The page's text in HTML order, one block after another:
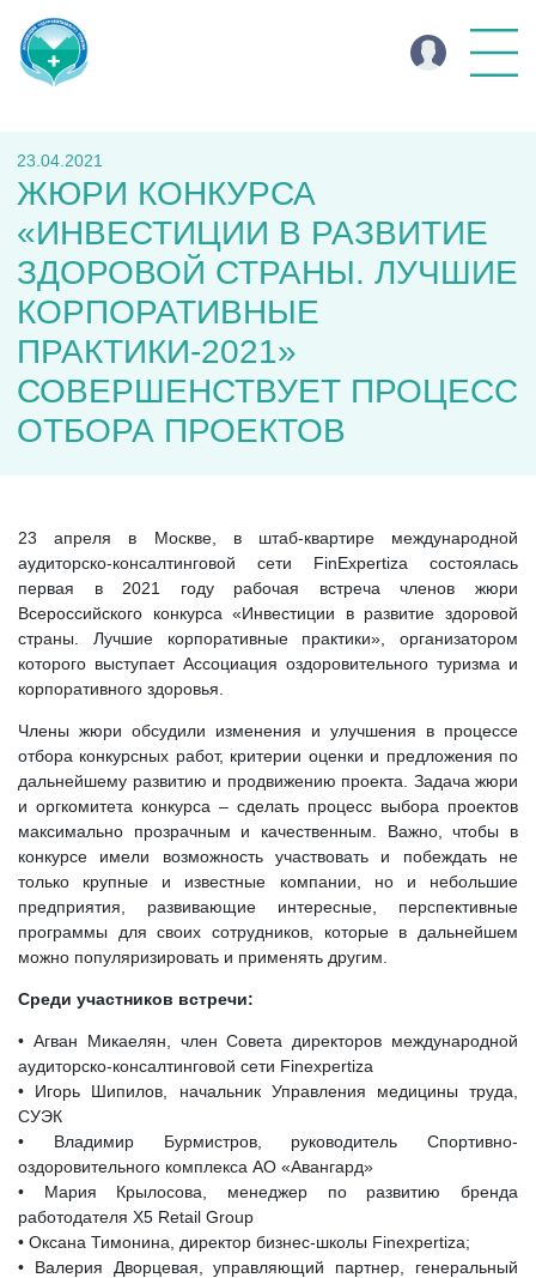
23.04.2021
ЖЮРИ КОНКУРСА
«ИНВЕСТИЦИИ В РАЗВИТИЕ
ЗДОРОВОЙ СТРАНЫ. ЛУЧШИЕ
КОРПОРАТИВНЫЕ
ПРАКТИКИ-2021»
СОВЕРШЕНСТВУЕТ ПРОЦЕСС
ОТБОРА ПРОЕКТОВ
23 апреля в Москве, в штаб-квартире международной
аудиторско-консалтинговой сети FinExpertiza состоялась
первая в 2021 году рабочая встреча членов жюри
Всероссийского конкурса «Инвестиции в развитие здоровой
страны. Лучшие корпоративные практики», организатором
которого выступает Ассоциация оздоровительного туризма и
корпоративного здоровья.
Члены жюри обсудили изменения и улучшения в процессе
отбора конкурсных работ, критерии оценки и предложения по
дальнейшему развитию и продвижению проекта. Задача жюри
и оргкомитета конкурса – сделать процесс выбора проектов
максимально прозрачным и качественным. Важно, чтобы в
конкурсе имели возможность участвовать и побеждать не
только крупные и известные компании, но и небольшие
предприятия, развивающие интересные, перспективные
программы для своих сотрудников, которые в дальнейшем
можно популяризировать и применять другим.
Среди участников встречи:
• Агван Микаелян, член Совета директоров международной
аудиторско-консалтинговой сети Finexpertiza
• Игорь Шипилов, начальник Управления медицины труда,
СУЭК
• Владимир Бурмистров, руководитель Спортивно-
оздоровительного комплекса АО «Авангард»
• Мария Крылосова, менеджер по развитию бренда
работодателя X5 Retail Group
• Оксана Тимонина, директор бизнес-школы Finexpertiza;
• Валерия Дворцевая, управляющий партнер, генеральный